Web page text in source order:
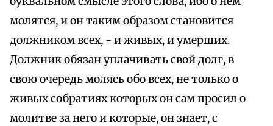
молятся, и он таким образом становится
должником всех, - и живых, и умерших.
Должник обязан уплачивать свой долг, в
свою очередь молясь обо всех, не только о
живых собратиях которых он сам просил о
молитве за него и которые, он знает, с